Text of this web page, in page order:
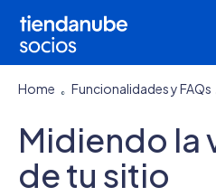
Home Funcionalidades y FAQs
Midiendo la
de tu sitio